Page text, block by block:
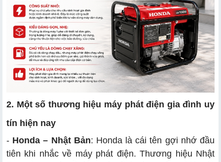
2. Một số thương hiệu máy phát điện gia đình uy
tín hiện nay
- Honda – Nhật Bản: Honda là cái tên gợi nhớ đầu
tiên khi nhắc về máy phát điện. Thương hiệu Nhật